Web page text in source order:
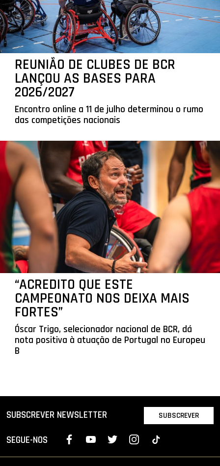
REUNIÃO DE CLUBES DE BCR
LANÇOU AS BASES PARA
2026/2027
Encontro online a 11 de julho determinou o rumo
das competições nacionais
“ACREDITO QUE ESTE
CAMPEONATO NOS DEIXA MAIS
FORTES”
Óscar Trigo, selecionador nacional de BCR, dá
nota positiva à atuação de Portugal no Europeu
B
SUBSCREVER NEWSLETTER SUBSCREVER
SEGUE-NOS